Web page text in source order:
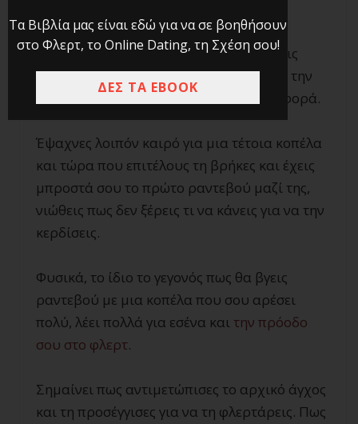
Ειδικά μάλιστα όταν επιτέλους γνωρίζεις
κάποια η οποία σου αρέσει πολύ και με την
οποία ετοιμάζεσαι να βγεις για πρώτη φορά.
Έψαχνες λοιπόν καιρό για μια τέτοια κοπέλα
και τώρα που επιτέλους τη βρήκες και έχεις
μπροστά σου το πρώτο ραντεβού μαζί της,
νιώθεις πως δεν ξέρεις τι να κάνεις για να την
κερδίσεις.
Φυσικά, το ίδιο το γεγονός πως θα βγεις
ραντεβού με μια κοπέλα που σου αρέσει
πολύ, λέει πολλά για εσένα και την πρόοδο
σου στο φλερτ.
Σημαίνει πως αντιμετώπισες το αρχικό άγχος
και τη προσέγγισες για να τη φλερτάρεις. Πως
Τα Βιβλία μας είναι εδώ για να σε βοηθήσουν
στο Φλερτ, το Online Dating, τη Σχέση σου!
ΔΕΣ ΤΑ EBOOK